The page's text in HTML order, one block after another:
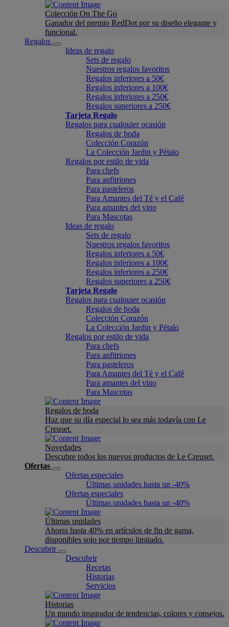
Colección On The Go
Ganador del premio RedDot por su diseño elegante y
funcional.
Regalos
Ideas de regalo
Sets de regalo
Nuestros regalos favoritos
Regalos inferiores a 50€
Regalos inferiores a 100€
Regalos inferiores a 250€
Regalos superiores a 250€
Tarjeta Regalo
Regalos para cualquier ocasión
Regalos de boda
Colección Corazón
La Colección Jardin y Pétalo
Regalos por estilo de vida
Para chefs
Para anfitriones
Para pasteleros
Para Amantes del Té y el Café
Para amantes del vino
Para Mascotas
Ideas de regalo
Sets de regalo
Nuestros regalos favoritos
Regalos inferiores a 50€
Regalos inferiores a 100€
Regalos inferiores a 250€
Regalos superiores a 250€
Tarjeta Regalo
Regalos para cualquier ocasión
Regalos de boda
Colección Corazón
La Colección Jardin y Pétalo
Regalos por estilo de vida
Para chefs
Para anfitriones
Para pasteleros
Para Amantes del Té y el Café
Para amantes del vino
Para Mascotas
Regalos de boda
Haz que su día especial lo sea más todavía con Le
Creuset.
Novedades
Descubre todos los nuevos productos de Le Creuset.
Ofertas
Ofertas especiales
Últimas unidades hasta un -40%
Ofertas especiales
Últimas unidades hasta un -40%
Últimas unidades
Ahorra hasta 40% en artículos de fin de gama,
disponibles solo por tiempo limitado.
Descubrir
Descubrir
Recetas
Historias
Servicios
Historias
Un mundo inspirador de tendencias, colores y consejos.